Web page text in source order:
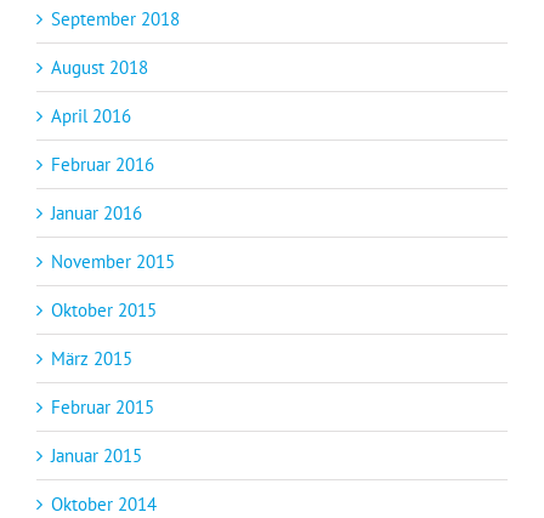
September 2018
August 2018
April 2016
Februar 2016
Januar 2016
November 2015
Oktober 2015
März 2015
Februar 2015
Januar 2015
Oktober 2014